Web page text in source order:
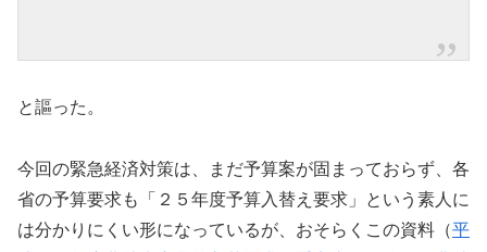
と謳った。
今回の緊急経済対策は、まだ予算案が固まっておらず、各
省の予算要求も「２５年度予算入替え要求」という素人に
は分かりにくい形になっているが、おそらくこの資料（平